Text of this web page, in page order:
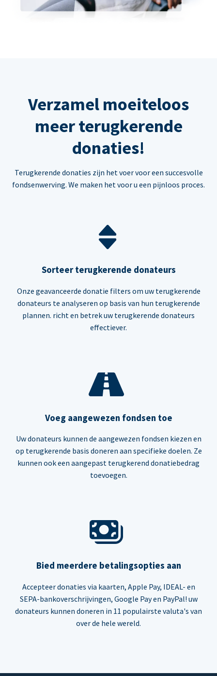
Verzamel moeiteloos
meer terugkerende
donaties!
Terugkerende donaties zijn het voer voor een succesvolle
fondsenwerving. We maken het voor u een pijnloos proces.
Sorteer terugkerende donateurs
Onze geavanceerde donatie filters om uw terugkerende
donateurs te analyseren op basis van hun terugkerende
plannen. richt en betrek uw terugkerende donateurs
effectiever.
Voeg aangewezen fondsen toe
Uw donateurs kunnen de aangewezen fondsen kiezen en
op terugkerende basis doneren aan specifieke doelen. Ze
kunnen ook een aangepast terugkerend donatiebedrag
toevoegen.
Bied meerdere betalingsopties aan
Accepteer donaties via kaarten, Apple Pay, IDEAL- en
SEPA-bankoverschrijvingen, Google Pay en PayPal! uw
donateurs kunnen doneren in 11 populairste valuta's van
over de hele wereld.